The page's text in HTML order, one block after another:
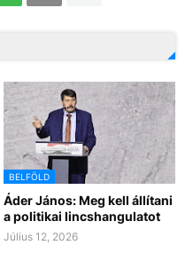
BELFÖLD
Áder János: Meg kell állítani
a politikai lincshangulatot
Július 12, 2026